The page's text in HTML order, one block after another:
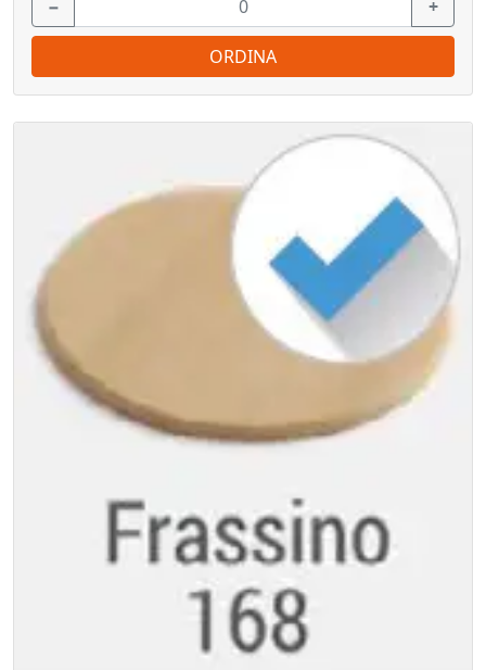
− +
ORDINA